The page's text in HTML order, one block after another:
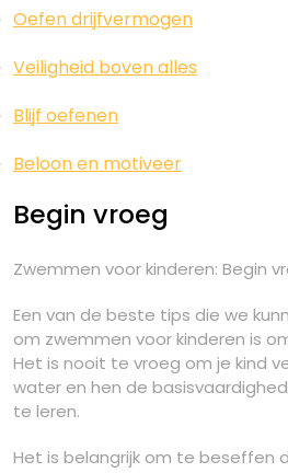
Oefen drijfvermogen
Veiligheid boven alles
Blijf oefenen
Beloon en motiveer
Begin vroeg
Zwemmen voor kinderen: Begin
Een van de beste tips die we
om zwemmen voor kinderen is
Het is nooit te vroeg om je kind
water en hen de
te leren.
Het is belangrijk om te beseffen